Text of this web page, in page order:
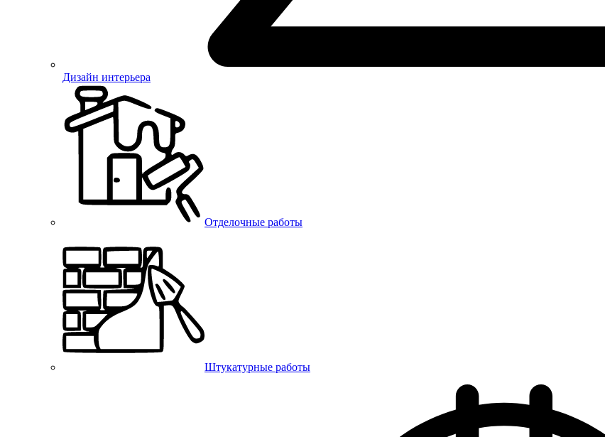
Дизайн интерьера
Отделочные работы
Штукатурные работы